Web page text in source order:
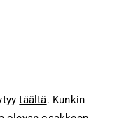
täältä. Kunkin